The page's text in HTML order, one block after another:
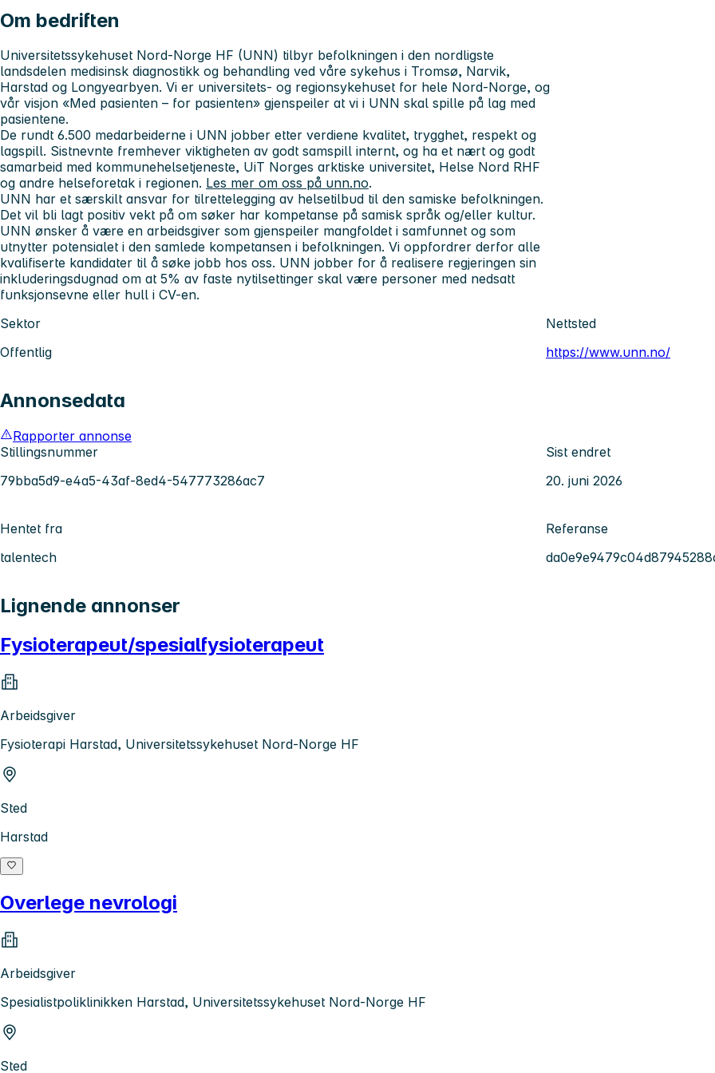
Om bedriften
Universitetssykehuset Nord-Norge HF (UNN) tilbyr befolkningen i den nordligste
landsdelen medisinsk diagnostikk og behandling ved våre sykehus i Tromsø, Narvik,
Harstad og Longyearbyen. Vi er universitets- og regionsykehuset for hele Nord-Norge, og
vår visjon «Med pasienten – for pasienten» gjenspeiler at vi i UNN skal spille på lag med
pasientene.
De rundt 6.500 medarbeiderne i UNN jobber etter verdiene kvalitet, trygghet, respekt og
lagspill. Sistnevnte fremhever viktigheten av godt samspill internt, og ha et nært og godt
samarbeid med kommunehelsetjeneste, UiT Norges arktiske universitet, Helse Nord RHF
og andre helseforetak i regionen. Les mer om oss på unn.no.
UNN har et særskilt ansvar for tilrettelegging av helsetilbud til den samiske befolkningen.
Det vil bli lagt positiv vekt på om søker har kompetanse på samisk språk og/eller kultur.
UNN ønsker å være en arbeidsgiver som gjenspeiler mangfoldet i samfunnet og som
utnytter potensialet i den samlede kompetansen i befolkningen. Vi oppfordrer derfor alle
kvalifiserte kandidater til å søke jobb hos oss. UNN jobber for å realisere regjeringen sin
inkluderingsdugnad om at 5% av faste nytilsettinger skal være personer med nedsatt
funksjonsevne eller hull i CV-en.
Sektor
Offentlig
Nettsted
https://www.unn.no/
Annonsedata
Rapporter annonse
Stillingsnummer
79bba5d9-e4a5-43af-8ed4-547773286ac7
Sist endret
20. juni 2026
Hentet fra
talentech
Referanse
Lignende annonser
Fysioterapeut/spesialfysioterapeut
Arbeidsgiver
Fysioterapi Harstad, Universitetssykehuset Nord-Norge HF
Sted
Harstad
Overlege nevrologi
Arbeidsgiver
Spesialistpoliklinikken Harstad, Universitetssykehuset Nord-Norge HF
Sted